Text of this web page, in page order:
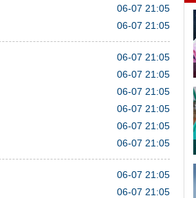
06-07 21:05
06-07 21:05
06-07 21:05
06-07 21:05
06-07 21:05
06-07 21:05
06-07 21:05
06-07 21:05
06-07 21:05
06-07 21:05